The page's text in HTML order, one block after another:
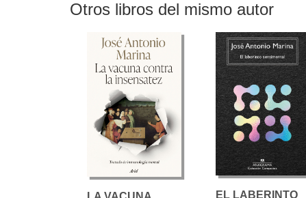
Otros libros del mismo autor
EL LABERINTO